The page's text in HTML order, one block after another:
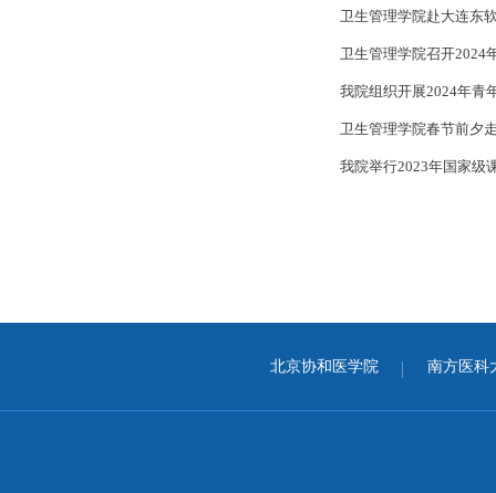
卫生管理学院赴大连东
卫生管理学院召开2024
我院组织开展2024年青
卫生管理学院春节前夕
我院举行2023年国家级
北京协和医学院 南方医科